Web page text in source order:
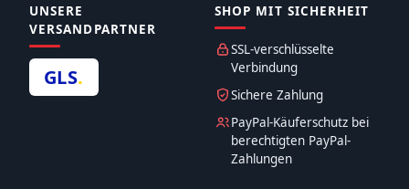
UNSERE
VERSANDPARTNER
GLS.
SHOP MIT SICHERHEIT
SSL-verschlüsselte
Verbindung
Sichere Zahlung
PayPal-Käuferschutz bei
berechtigten PayPal-
Zahlungen